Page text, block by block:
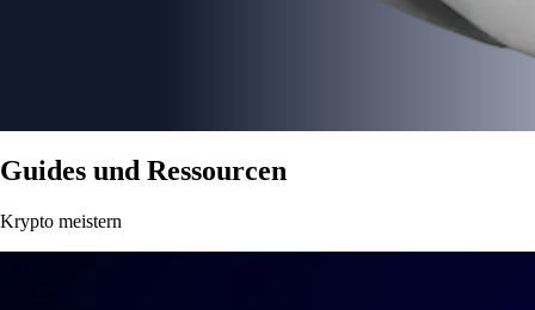
Guides und Ressourcen
Krypto meistern